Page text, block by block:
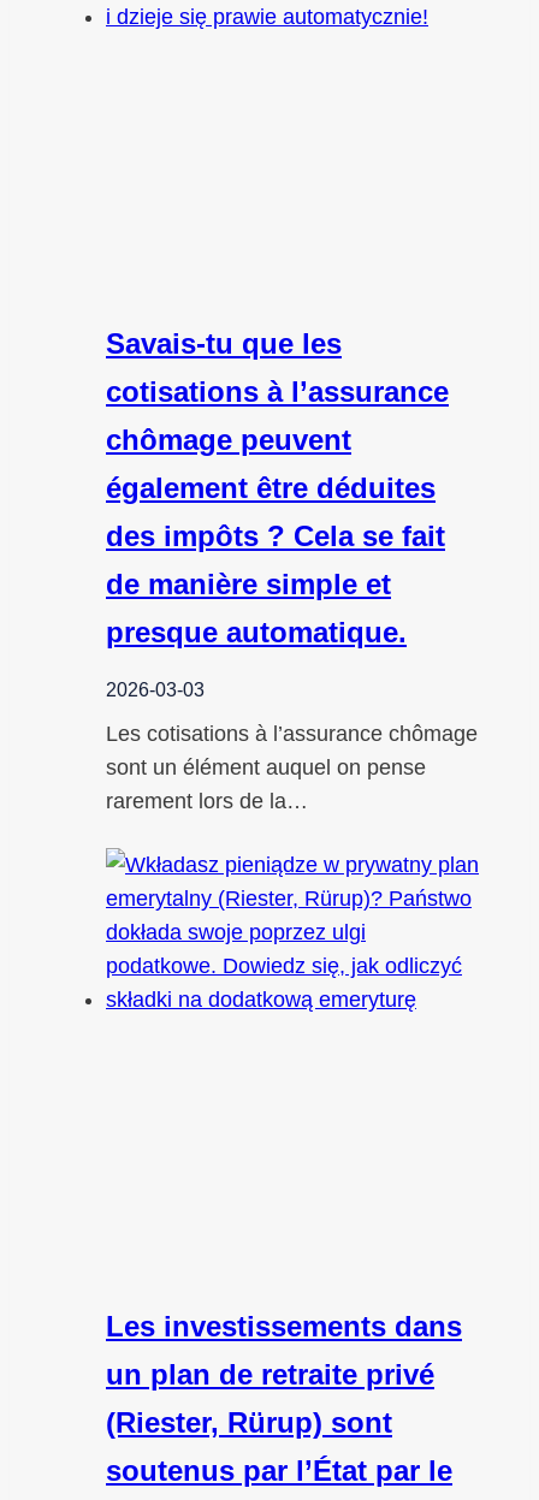
Savais-tu que les
cotisations à l’assurance
chômage peuvent
également être déduites
des impôts ? Cela se fait
de manière simple et
presque automatique.
2026-03-03
Les cotisations à l’assurance chômage
sont un élément auquel on pense
rarement lors de la…
Les investissements dans
un plan de retraite privé
(Riester, Rürup) sont
soutenus par l’État par le